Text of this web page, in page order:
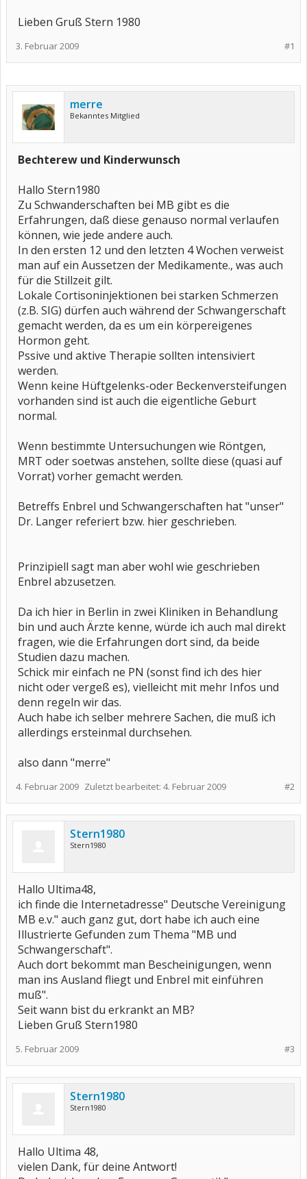
Lieben Gruß Stern 1980
#1
3. Februar 2009
merre
Bekanntes Mitglied
Bechterew und Kinderwunsch
Hallo Stern1980
Zu Schwanderschaften bei MB gibt es die
Erfahrungen, daß diese genauso normal verlaufen
können, wie jede andere auch.
In den ersten 12 und den letzten 4 Wochen verweist
man auf ein Aussetzen der Medikamente., was auch
für die Stillzeit gilt.
Lokale Cortisoninjektionen bei starken Schmerzen
(z.B. SIG) dürfen auch während der Schwangerschaft
gemacht werden, da es um ein körpereigenes
Hormon geht.
Pssive und aktive Therapie sollten intensiviert
werden.
Wenn keine Hüftgelenks-oder Beckenversteifungen
vorhanden sind ist auch die eigentliche Geburt
normal.
Wenn bestimmte Untersuchungen wie Röntgen,
MRT oder soetwas anstehen, sollte diese (quasi auf
Vorrat) vorher gemacht werden.
Betreffs Enbrel und Schwangerschaften hat "unser"
Dr. Langer referiert bzw. hier geschrieben.
Prinzipiell sagt man aber wohl wie geschrieben
Enbrel abzusetzen.
Da ich hier in Berlin in zwei Kliniken in Behandlung
bin und auch Ärzte kenne, würde ich auch mal direkt
fragen, wie die Erfahrungen dort sind, da beide
Studien dazu machen.
Schick mir einfach ne PN (sonst find ich des hier
nicht oder vergeß es), vielleicht mit mehr Infos und
denn regeln wir das.
Auch habe ich selber mehrere Sachen, die muß ich
allerdings ersteinmal durchsehen.
also dann "merre"
#2
4. Februar 2009 Zuletzt bearbeitet: 4. Februar 2009
Stern1980
Stern1980
Hallo Ultima48,
ich finde die Internetadresse" Deutsche Vereinigung
MB e.v." auch ganz gut, dort habe ich auch eine
Illustrierte Gefunden zum Thema "MB und
Schwangerschaft".
Auch dort bekommt man Bescheinigungen, wenn
man ins Ausland fliegt und Enbrel mit einführen
muß".
Seit wann bist du erkrankt an MB?
Lieben Gruß Stern1980
#3
5. Februar 2009
Stern1980
Stern1980
Hallo Ultima 48,
vielen Dank, für deine Antwort!